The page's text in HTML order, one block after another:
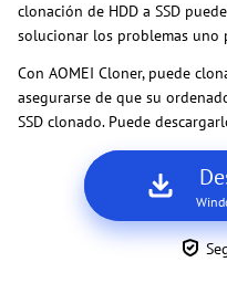
clonación de HDD a SSD
solucionar los problemas uno
Con AOMEI Cloner, puede
asegurarse de que su
SSD clonado. Puede